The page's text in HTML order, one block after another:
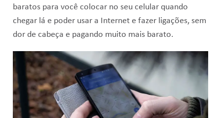
baratos para você colocar no seu celular quando
chegar lá e poder usar a Internet e fazer ligações, sem
dor de cabeça e pagando muito mais barato.